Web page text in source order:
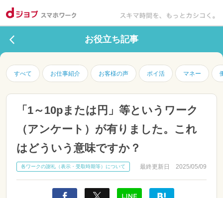
お役立ち記事
すべて お仕事紹介 お客様の声 ポイ活 マネー
「1～10pまたは円」等というワーク
（アンケート）が有りました。これ
はどういう意味ですか？
最終更新日 2025/05/09
各ワークの謝礼（表示・受取時期等）について